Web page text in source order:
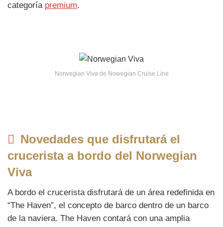
categoría premium.
Norwegian Viva de Nowegian Cruise Line
Novedades que disfrutará el
crucerista a bordo del Norwegian
Viva
A bordo el crucerista disfrutará de un área redefinida en
“The Haven”, el concepto de barco dentro de un barco
de la naviera. The Haven contará con una amplia